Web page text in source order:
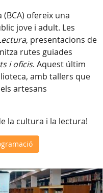
ofereix una
jove i adult. Les
, presentacions de
rutes guiades
i oficis. Aquest últim
amb tallers que
artesans
la cultura i la lectura!